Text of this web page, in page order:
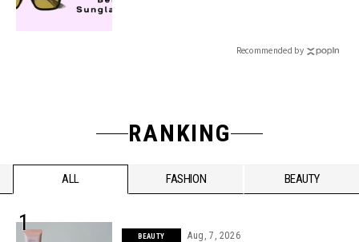
Recommended by
RANKING
ALL FASHION BEAUTY
BEAUTY Aug, 7, 2026